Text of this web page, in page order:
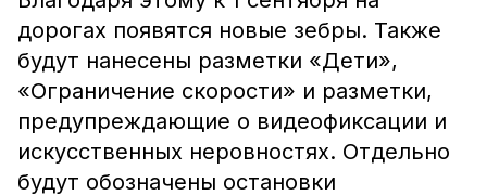
дорогах появятся новые зебры. Также
будут нанесены разметки «Дети»,
«Ограничение скорости» и разметки,
предупреждающие о видеофиксации и
искусственных неровностях. Отдельно
будут обозначены остановки